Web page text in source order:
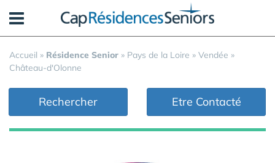
Accueil » Résidence Senior » Pays de la Loire » Vendée »
Château-d'Olonne
Rechercher Etre Contacté